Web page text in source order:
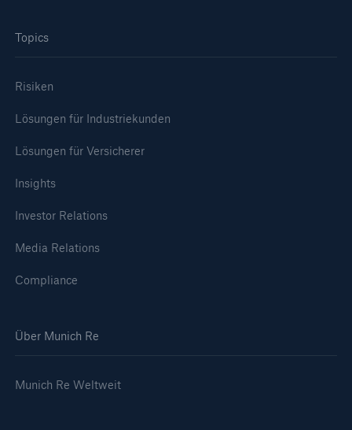
Topics
Risiken
Lösungen für Industriekunden
Lösungen für Versicherer
Insights
Investor Relations
Media Relations
Compliance
Über Munich Re
Munich Re Weltweit